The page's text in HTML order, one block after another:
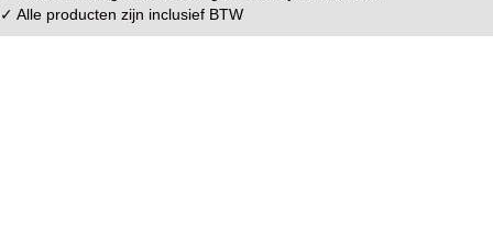
✓ Alle producten zijn inclusief BTW